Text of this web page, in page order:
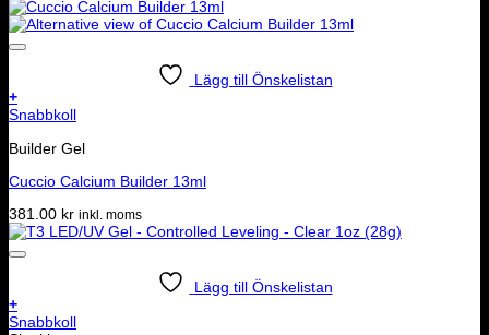
Lägg till Önskelistan
+
Snabbkoll
Builder Gel
Cuccio Calcium Builder 13ml
381.00 kr inkl. moms
Lägg till Önskelistan
+
Snabbkoll